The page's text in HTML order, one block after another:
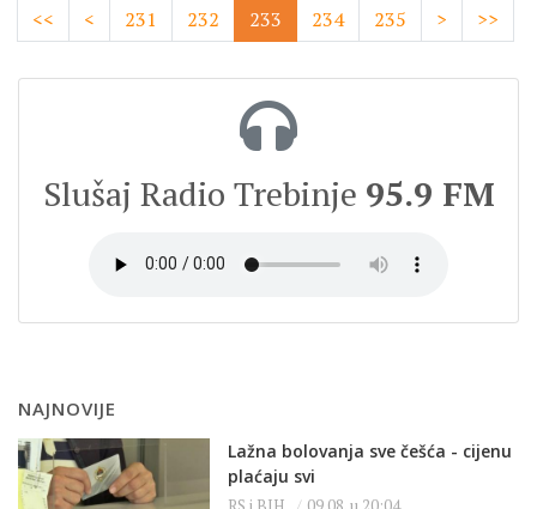
<<
< 231 232 233 234 235 > >>
Slušaj Radio Trebinje 95.9 FM
NAJNOVIJE
Lažna bolovanja sve češća - cijenu
plaćaju svi